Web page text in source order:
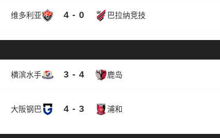
维多利亚 4 - 0 巴拉纳竞技
横滨水手 3 - 4 鹿岛
大阪钢巴 4 - 3 浦和